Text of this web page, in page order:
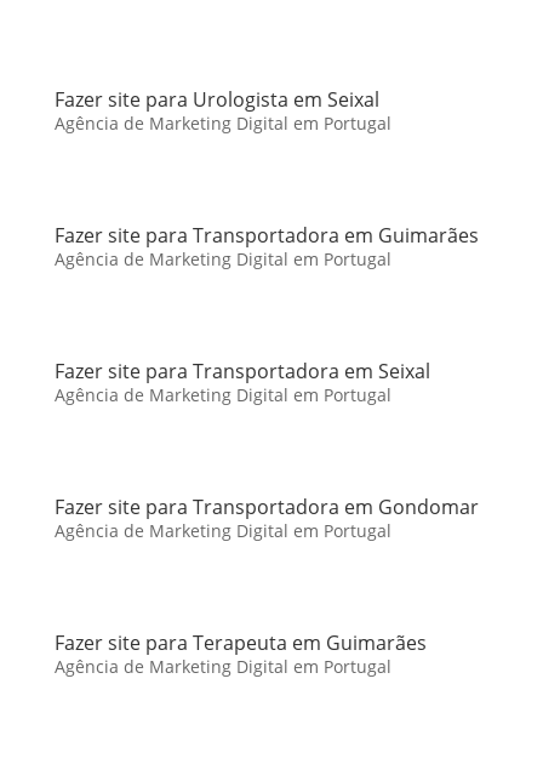
Fazer site para Urologista em Seixal
Agência de Marketing Digital em Portugal
Fazer site para Transportadora em Guimarães
Agência de Marketing Digital em Portugal
Fazer site para Transportadora em Seixal
Agência de Marketing Digital em Portugal
Fazer site para Transportadora em Gondomar
Agência de Marketing Digital em Portugal
Fazer site para Terapeuta em Guimarães
Agência de Marketing Digital em Portugal